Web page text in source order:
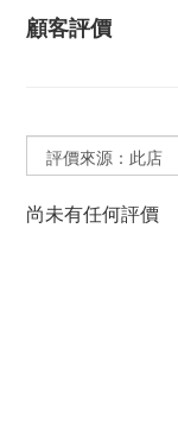
顧客評價
尚未有任何評價